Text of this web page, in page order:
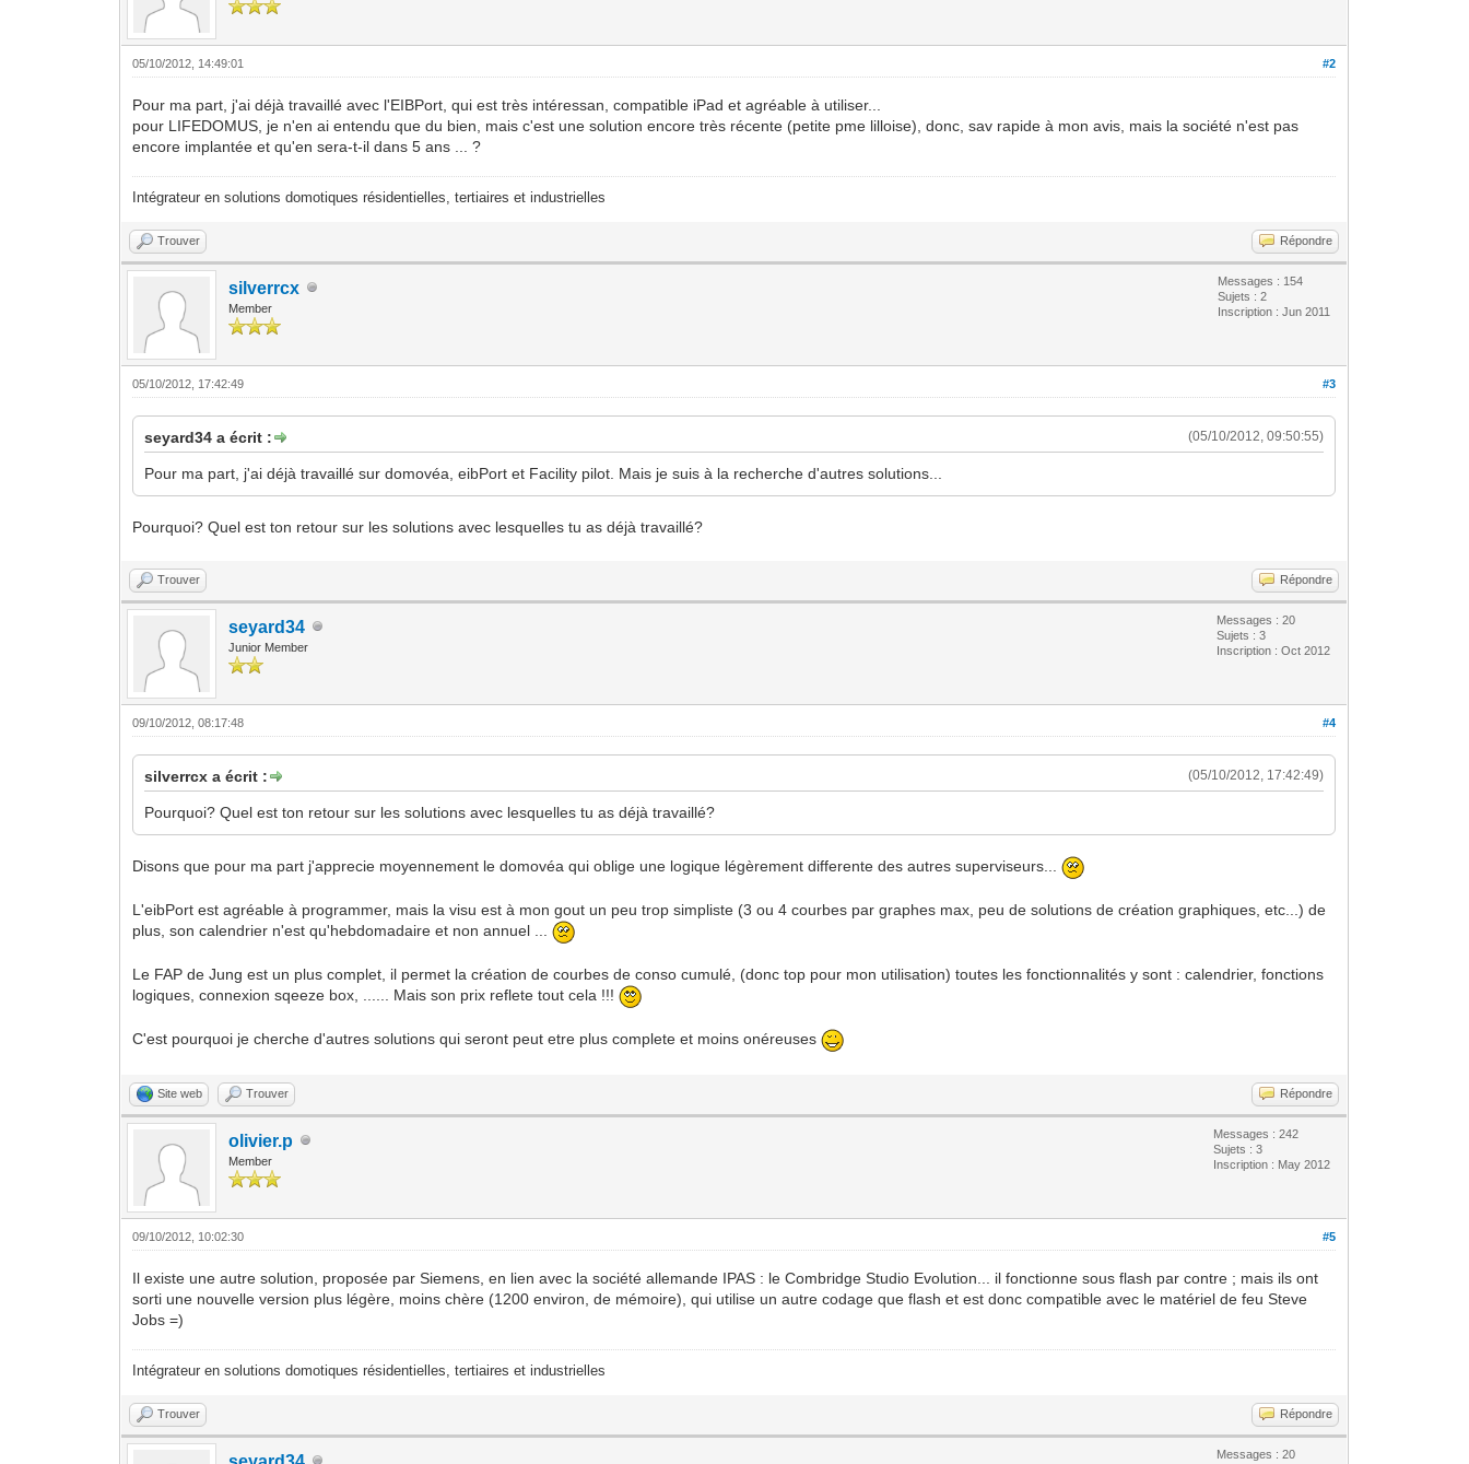
#2
05/10/2012, 14:49:01
Pour ma part, j'ai déjà travaillé avec l'EIBPort, qui est très intéressan, compatible iPad et agréable à utiliser...
pour LIFEDOMUS, je n'en ai entendu que du bien, mais c'est une solution encore très récente (petite pme lilloise), donc, sav rapide à mon avis, mais la société n'est pas
encore implantée et qu'en sera-t-il dans 5 ans ... ?
Intégrateur en solutions domotiques résidentielles, tertiaires et industrielles
Trouver Répondre
silverrcx
Member
Messages : 154
Sujets : 2
Inscription : Jun 2011
#3
05/10/2012, 17:42:49
(05/10/2012, 09:50:55)
seyard34 a écrit :
Pour ma part, j'ai déjà travaillé sur domovéa, eibPort et Facility pilot. Mais je suis à la recherche d'autres solutions...
Pourquoi? Quel est ton retour sur les solutions avec lesquelles tu as déjà travaillé?
Trouver Répondre
seyard34
Junior Member
Messages : 20
Sujets : 3
Inscription : Oct 2012
#4
09/10/2012, 08:17:48
(05/10/2012, 17:42:49)
silverrcx a écrit :
Pourquoi? Quel est ton retour sur les solutions avec lesquelles tu as déjà travaillé?
Disons que pour ma part j'apprecie moyennement le domovéa qui oblige une logique légèrement differente des autres superviseurs...
L'eibPort est agréable à programmer, mais la visu est à mon gout un peu trop simpliste (3 ou 4 courbes par graphes max, peu de solutions de création graphiques, etc...) de
plus, son calendrier n'est qu'hebdomadaire et non annuel ...
Le FAP de Jung est un plus complet, il permet la création de courbes de conso cumulé, (donc top pour mon utilisation) toutes les fonctionnalités y sont : calendrier, fonctions
logiques, connexion sqeeze box, ...... Mais son prix reflete tout cela !!!
C'est pourquoi je cherche d'autres solutions qui seront peut etre plus complete et moins onéreuses
Site web Trouver Répondre
olivier.p
Member
Messages : 242
Sujets : 3
Inscription : May 2012
#5
09/10/2012, 10:02:30
Il existe une autre solution, proposée par Siemens, en lien avec la société allemande IPAS : le Combridge Studio Evolution... il fonctionne sous flash par contre ; mais ils ont
sorti une nouvelle version plus légère, moins chère (1200 environ, de mémoire), qui utilise un autre codage que flash et est donc compatible avec le matériel de feu Steve
Jobs =)
Intégrateur en solutions domotiques résidentielles, tertiaires et industrielles
Trouver Répondre
Messages : 20